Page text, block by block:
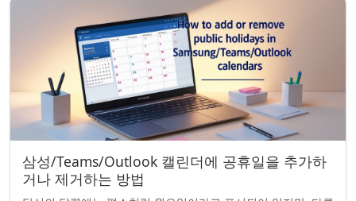
삼성/Teams/Outlook 캘린더에 공휴일을 추가하
거나 제거하는 방법